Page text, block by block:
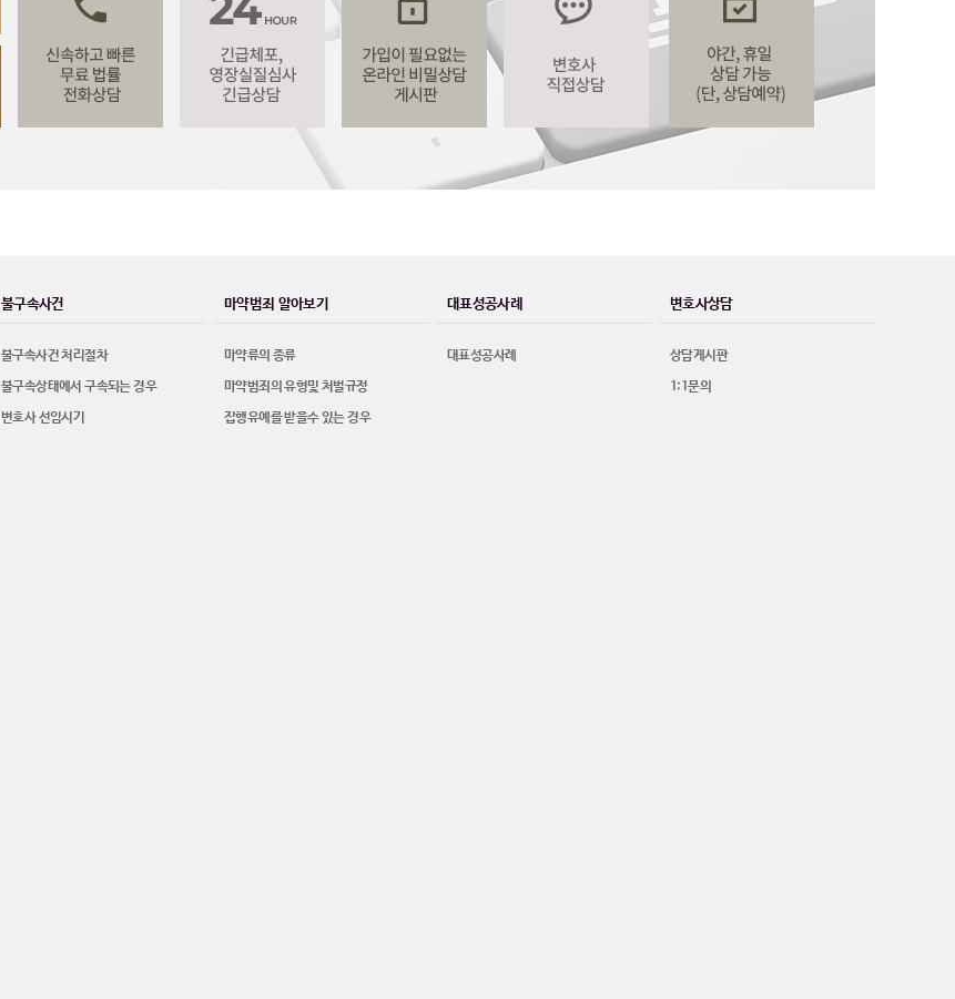
불구속사건
불구속사건 처리절차
불구속상태에서 구속되는 경우
변호사 선임시기
마약범죄 알아보기
마약류의 종류
마약범죄의 유형및 처벌규정
집행유예를 받을수 있는 경우
대표성공사례
대표성공사례
변호사상담
상담게시판
1:1문의